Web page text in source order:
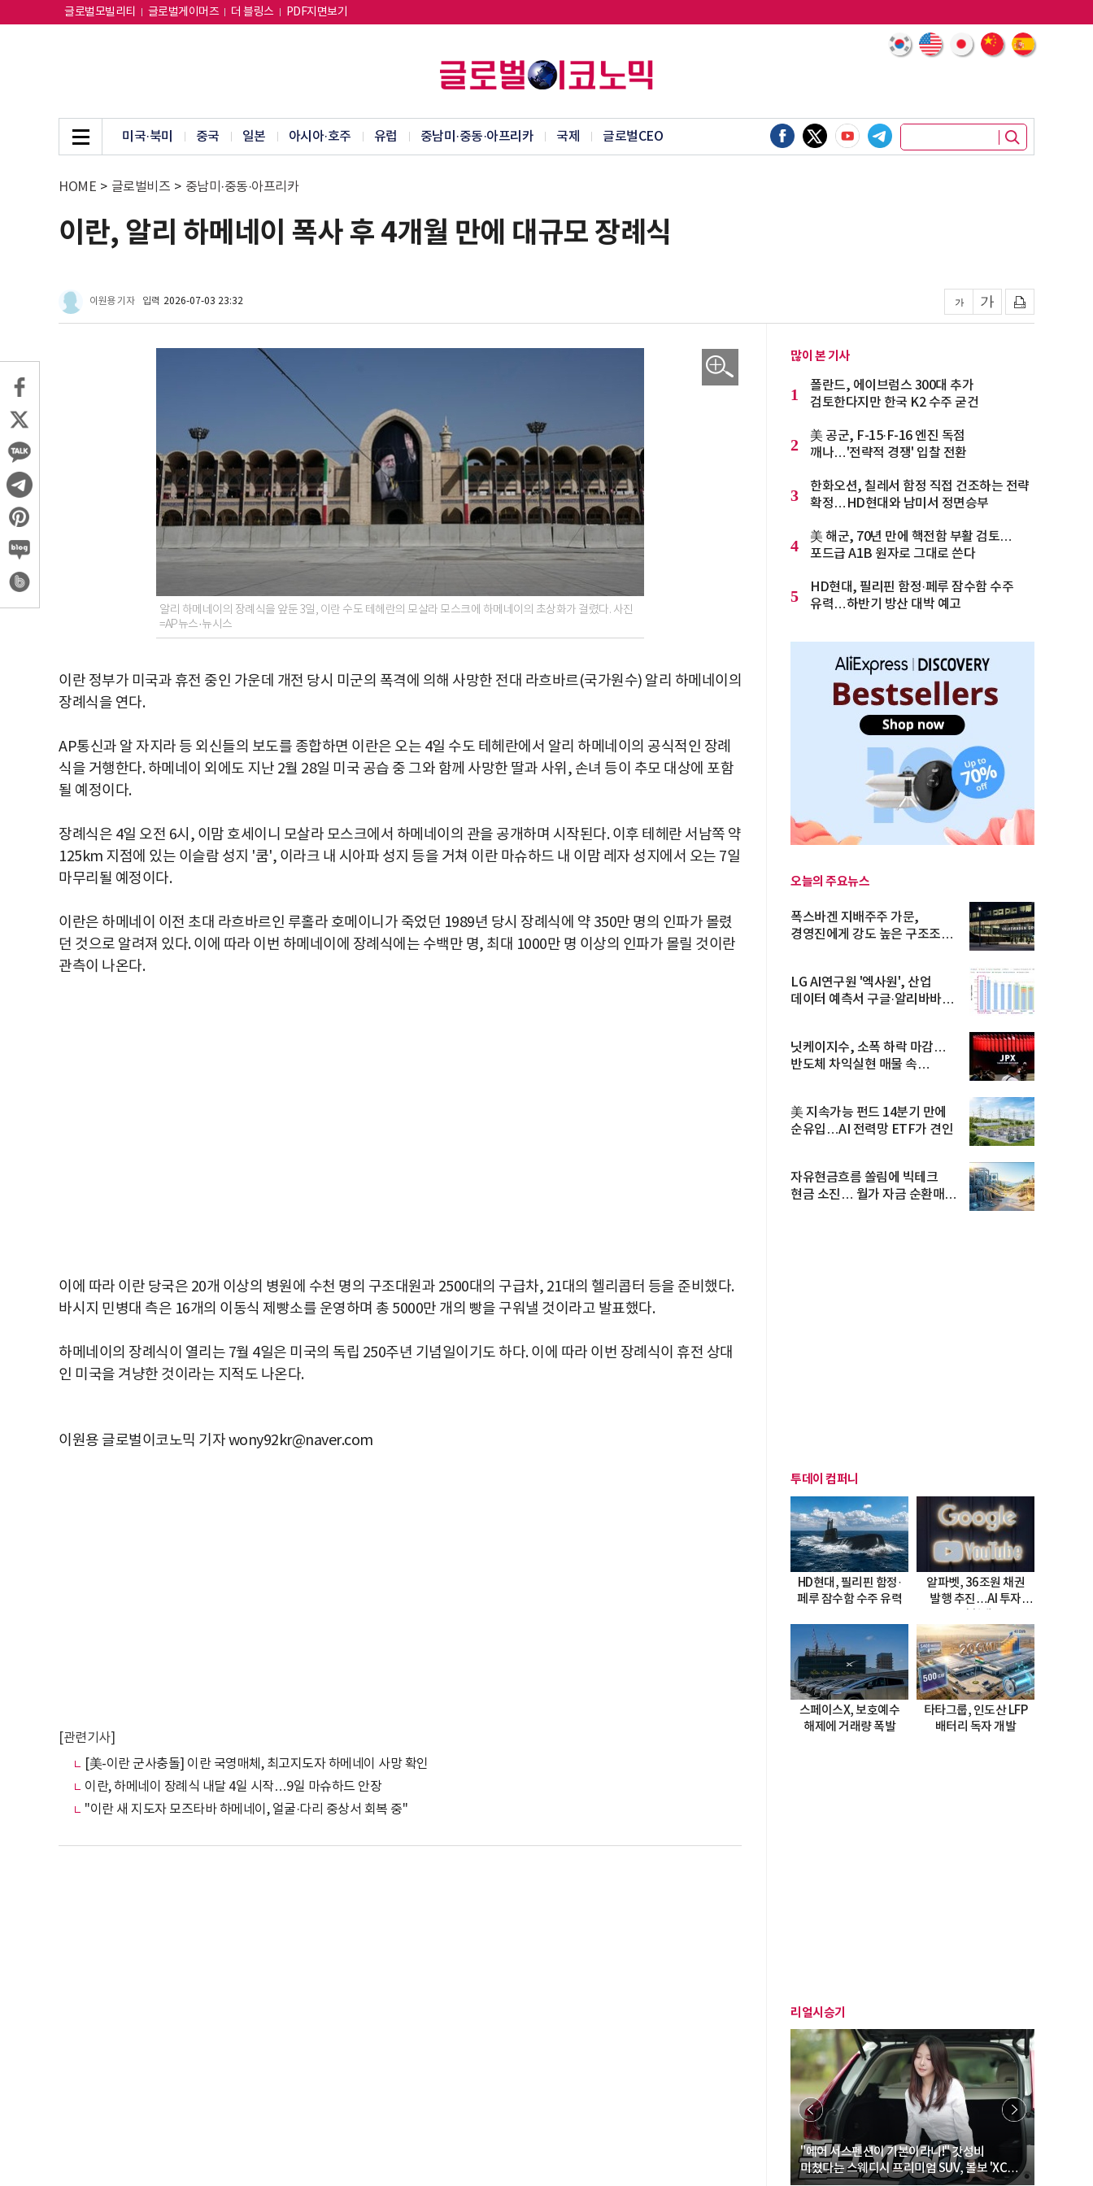
글로벌모빌리티 글로벌게이머즈 더 블링스 PDF지면보기
미국·북미 중국 일본 아시아·호주 유럽 중남미·중동·아프리카 국제 글로벌CEO
HOME > 글로벌비즈 > 중남미·중동·아프리카
이란, 알리 하메네이 폭사 후 4개월 만에 대규모 장례식
이원용 기자 입력 2026-07-03 23:32
알리 하메네이의 장례식을 앞둔 3일, 이란 수도 테헤란의 모살라 모스크에 하메네이의 초상화가 걸렸다. 사진
=AP뉴스·뉴시스
이란 정부가 미국과 휴전 중인 가운데 개전 당시 미군의 폭격에 의해 사망한 전대 라흐바르(국가원수) 알리 하메네이의
장례식을 연다.
AP통신과 알 자지라 등 외신들의 보도를 종합하면 이란은 오는 4일 수도 테헤란에서 알리 하메네이의 공식적인 장례
식을 거행한다. 하메네이 외에도 지난 2월 28일 미국 공습 중 그와 함께 사망한 딸과 사위, 손녀 등이 추모 대상에 포함
될 예정이다.
장례식은 4일 오전 6시, 이맘 호세이니 모살라 모스크에서 하메네이의 관을 공개하며 시작된다. 이후 테헤란 서남쪽 약
125km 지점에 있는 이슬람 성지 '쿰', 이라크 내 시아파 성지 등을 거쳐 이란 마슈하드 내 이맘 레자 성지에서 오는 7일
마무리될 예정이다.
이란은 하메네이 이전 초대 라흐바르인 루홀라 호메이니가 죽었던 1989년 당시 장례식에 약 350만 명의 인파가 몰렸
던 것으로 알려져 있다. 이에 따라 이번 하메네이에 장례식에는 수백만 명, 최대 1000만 명 이상의 인파가 몰릴 것이란
관측이 나온다.
이에 따라 이란 당국은 20개 이상의 병원에 수천 명의 구조대원과 2500대의 구급차, 21대의 헬리콥터 등을 준비했다.
바시지 민병대 측은 16개의 이동식 제빵소를 운영하며 총 5000만 개의 빵을 구워낼 것이라고 발표했다.
하메네이의 장례식이 열리는 7월 4일은 미국의 독립 250주년 기념일이기도 하다. 이에 따라 이번 장례식이 휴전 상대
인 미국을 겨냥한 것이라는 지적도 나온다.
이원용 글로벌이코노믹 기자 wony92kr@naver.com
[관련기사]
[美-이란 군사충돌] 이란 국영매체, 최고지도자 하메네이 사망 확인
이란, 하메네이 장례식 내달 4일 시작…9일 마슈하드 안장
"이란 새 지도자 모즈타바 하메네이, 얼굴·다리 중상서 회복 중"
많이 본 기사
1
폴란드, 에이브럼스 300대 추가
검토한다지만 한국 K2 수주 굳건
2
美 공군, F-15·F-16 엔진 독점
깨나…'전략적 경쟁' 입찰 전환
3
한화오션, 칠레서 함정 직접 건조하는 전략
확정…HD현대와 남미서 정면승부
4
美 해군, 70년 만에 핵전함 부활 검토…
포드급 A1B 원자로 그대로 쓴다
5
HD현대, 필리핀 함정·페루 잠수함 수주
유력…하반기 방산 대박 예고
오늘의 주요뉴스
폭스바겐 지배주주 가문,
경영진에게 강도 높은 구조조정
LG AI연구원 '엑사원', 산업
데이터 예측서 구글·알리바바
닛케이지수, 소폭 하락 마감…
반도체 차익실현 매물 속
美 지속가능 펀드 14분기 만에
순유입…AI 전력망 ETF가 견인
자유현금흐름 쏠림에 빅테크
현금 소진… 월가 자금 순환매
투데이 컴퍼니
HD현대, 필리핀 함정·
페루 잠수함 수주 유력
알파벳, 36조원 채권
발행 추진…AI 투자
스페이스X, 보호예수
해제에 거래량 폭발
타타그룹, 인도산 LFP
배터리 독자 개발
리얼시승기
"에어 서스펜션이 기본이라니!" 갓성비
미쳤다는 스웨디시 프리미엄 SUV, 볼보 'XC60